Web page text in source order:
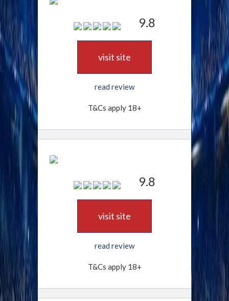
9.8
visit site
read review
T&Cs apply 18+
9.8
visit site
read review
T&Cs apply 18+